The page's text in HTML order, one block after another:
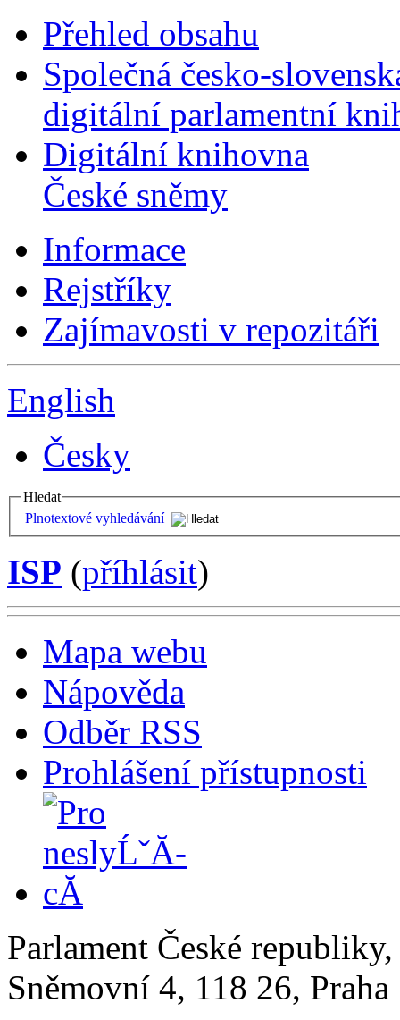
Přehled obsahu
Společná česko-
digitální parlamentní
Digitální knihovna
České sněmy
Informace
Rejstříky
Zajímavosti v repozitáři
English
Česky
Hledat
Plnotextové vyhledávání
ISP (příhlásit)
Mapa webu
Nápověda
Odběr RSS
Prohlášení přístupnosti
Parlament České
Sněmovní 4, 118 26,